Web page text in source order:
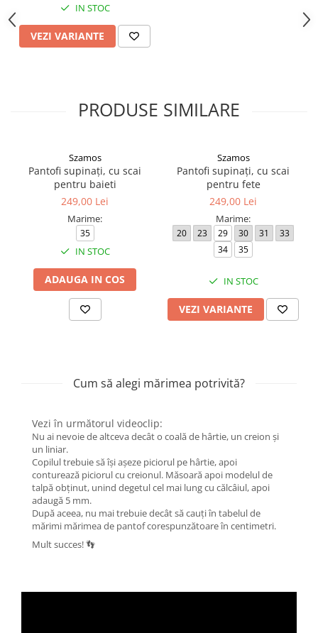
IN STOC
VEZI VARIANTE
PRODUSE SIMILARE
Szamos
Pantofi supinați, cu scai
pentru baieti
249,00 Lei
Marime:
35
IN STOC
ADAUGA IN COS
Szamos
Pantofi supinați, cu scai
pentru fete
249,00 Lei
Marime:
20 23 29 30 31
33
34
35
IN STOC
VEZI VARIANTE
Cum să alegi mărimea potrivită?
Vezi în următorul videoclip:
Nu ai nevoie de altceva decât o coală de hârtie, un creion și
un liniar.
Copilul trebuie să își așeze piciorul pe hârtie, apoi
conturează piciorul cu creionul. Măsoară apoi modelul de
talpă obținut, unind degetul cel mai lung cu călcâiul, apoi
adaugă 5 mm.
După aceea, nu mai trebuie decât să cauți în tabelul de
mărimi mărimea de pantof corespunzătoare în centimetri.
Mult succes! 👣